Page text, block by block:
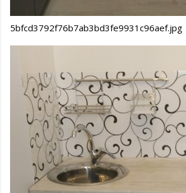
5bfcd3792f76b7ab3bd3fe9931c96aef.jpg